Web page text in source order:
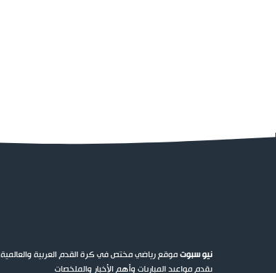
نيو سبوتموقع رياضي مختص في كرة القدم العربية والعالمية
يقدم مواعيد المباريات وأهم الأخبار والملخصات